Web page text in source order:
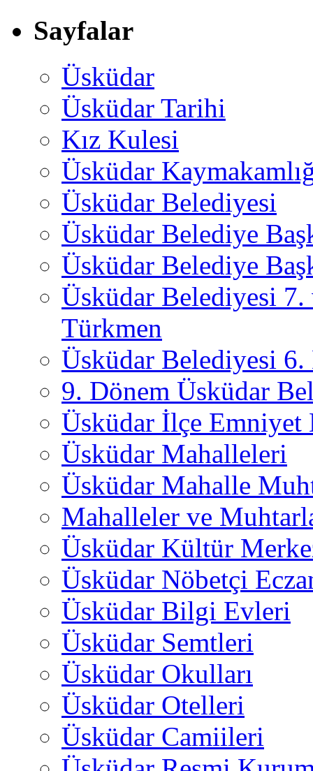
Sayfalar
Üsküdar
Üsküdar Tarihi
Kız Kulesi
Üsküdar
Üsküdar Belediyesi
Üsküdar Belediye
Üsküdar Belediye
Üsküdar Belediyesi
Türkmen
Üsküdar Belediyesi 6.
9. Dönem Üsküdar
Üsküdar İlçe
Üsküdar Mahalleleri
Üsküdar Mahalle
Mahalleler ve
Üsküdar Kültür
Üsküdar Nöbetçi
Üsküdar Bilgi Evleri
Üsküdar Semtleri
Üsküdar Okulları
Üsküdar Otelleri
Üsküdar Camiileri